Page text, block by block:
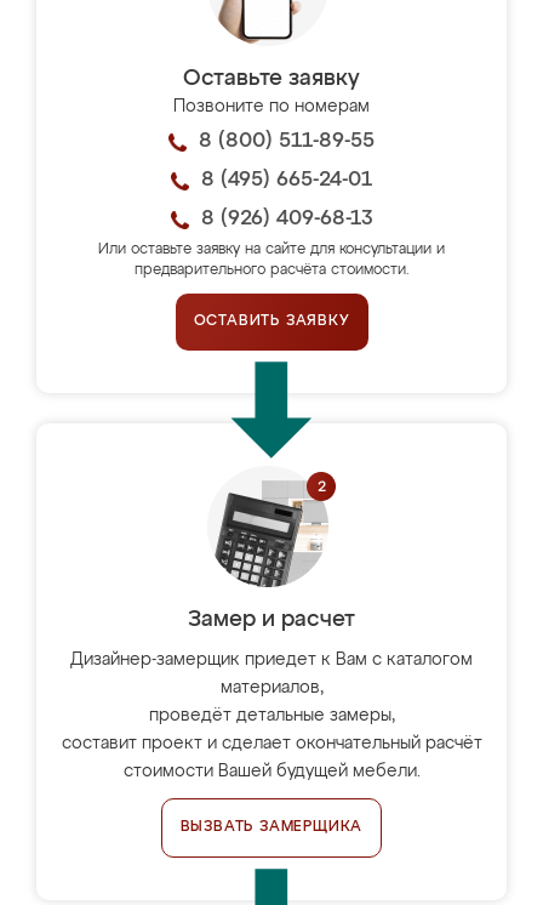
Оставьте заявку
Позвоните по номерам
8 (800) 511-89-55
8 (495) 665-24-01
8 (926) 409-68-13
Или оставьте заявку на сайте для консультации и
предварительного расчёта стоимости.
ОСТАВИТЬ ЗАЯВКУ
Замер и расчет
Дизайнер-замерщик приедет к Вам с каталогом
материалов,
проведёт детальные замеры,
составит проект и сделает окончательный расчёт
стоимости Вашей будущей мебели.
ВЫЗВАТЬ ЗАМЕРЩИКА